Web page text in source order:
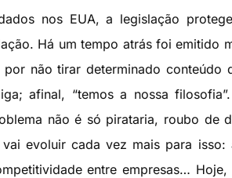
nos EUA, a legislação
Há um tempo atrás foi emitido
não tirar determinado conteúdo
afinal, “temos a nossa
não é só pirataria, roubo de
evoluir cada vez mais para isso:
entre empresas…